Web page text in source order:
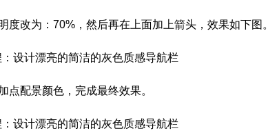
改为：70%，然后再在上面加上箭头，效果如下图。
点配景颜色，完成最终效果。